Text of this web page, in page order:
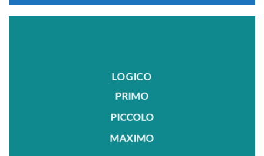
LOGICO
PRIMO
PICCOLO
MAXIMO